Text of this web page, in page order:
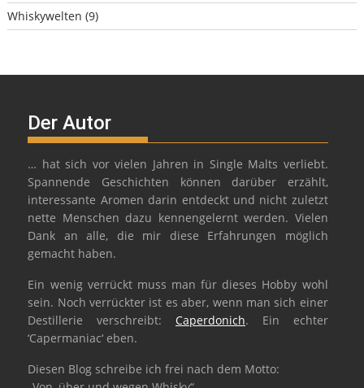
Whiskywelten (9)
Der Autor
… hat sich vor vielen Jahren in Single Malts verliebt.
Spannende Geschichten können darüber erzählt,
interessante Aromen darin entdeckt und nicht zuletzt
nette Menschen dazu kennengelernt werden. Vielen
Dank an alle, die mir diese Erfahrungen möglich
gemacht haben.
Ein wenig verrückt muss man für dieses Hobby wohl
sein. Noch verrückter ist es aber, wenn man sich einer
Destillerie verschreibt: Caperdonich. Ein echter
‘Capermaniac‘ eben.
Diesen Blog schreibe ich frei nach dem Motto: